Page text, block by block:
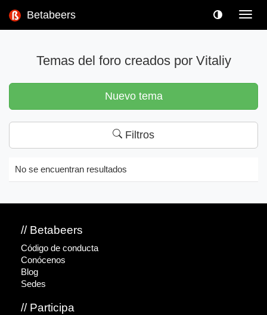
Betabeers
Temas del foro creados por Vitaliy
Nuevo tema
Filtros
No se encuentran resultados
// Betabeers
Código de conducta
Conócenos
Blog
Sedes
// Participa